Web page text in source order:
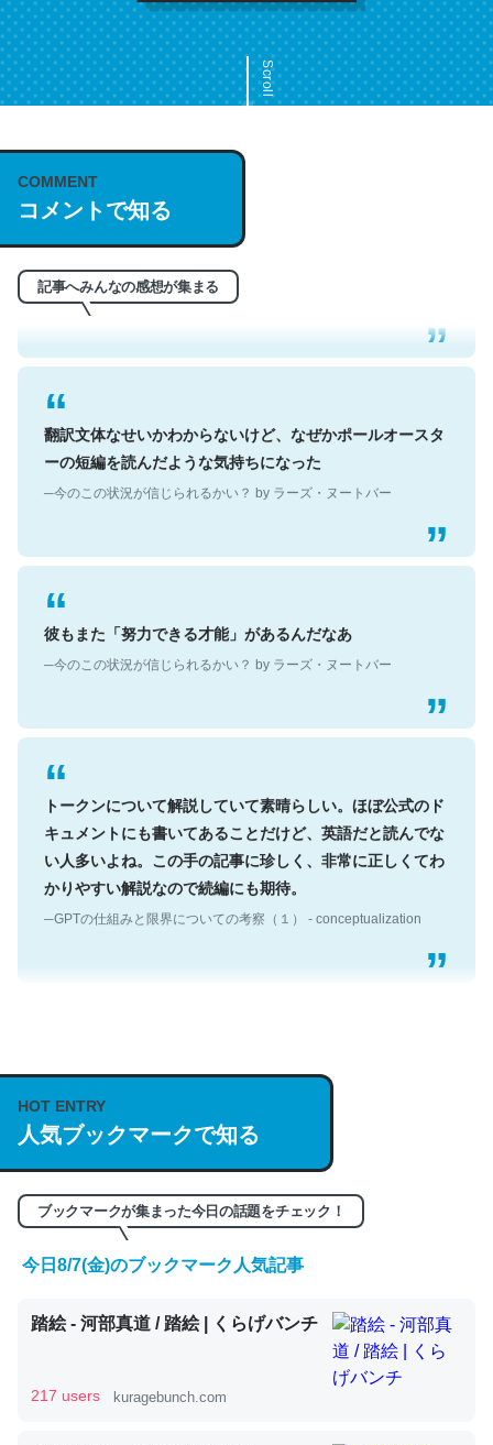
Scroll
COMMENT
コメントで知る
記事へみんなの感想が集まる
これは名文。彼はとてもクレバーなんだろうなと凄く思
う。英語少しでも読める人は原文もお勧め。自分はこの流
れ好き。Let’s Fucking Go. Then Covid hit. Shit.
─今のこの状況が信じられるかい？ by ラーズ・ヌートバー
翻訳文体なせいかわからないけど、なぜかポールオースタ
ーの短編を読んだような気持ちになった
彼もまた「努力できる才能」があるんだなあ
トークンについて解説していて素晴らしい。ほぼ公式のド
キュメントにも書いてあることだけど、英語だと読んでな
い人多いよね。この手の記事に珍しく、非常に正しくてわ
かりやすい解説なので続編にも期待。
説してる記事が少ないので貴重な良記事。/続編来た
https://isobe324649.hatenablog.com/entry/2023/03/27
/064121
─GPTの仕組みと限界についての考察（１） - conceptualization
くらい。小説でいう「ずっと前の伏線」は回収されないけ
ど、短期記憶というには多い分量。進化すればするほど分
かりやすく強くなりそう
HOT ENTRY
人気ブックマークで知る
ブックマークが集まった今日の話題をチェック！
今日8/7(金)のブックマーク人気記事
踏絵 - 河部真道 / 踏絵 | くらげバンチ
217 users kuragebunch.com